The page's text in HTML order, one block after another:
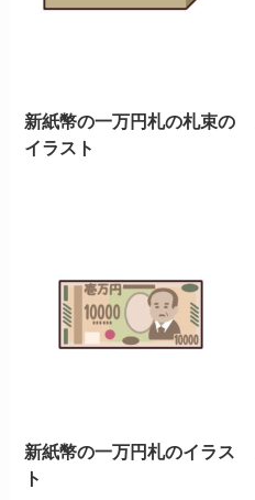
新紙幣の一万円札の札束の
イラスト
新紙幣の一万円札のイラス
ト